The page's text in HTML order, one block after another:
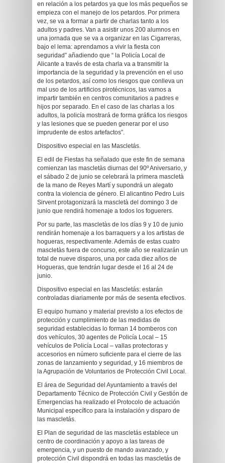
en relación a los petardos ya que los más pequeños se
empieza con el manejo de los petardos. Por primera
vez, se va a formar a partir de charlas tanto a los
adultos y padres. Van a asistir unos 200 alumnos en
una jornada que se va a organizar en las Cigarreras,
bajo el lema: aprendamos a vivir la fiesta con
seguridad” añadiendo que “ la Policía Local de
Alicante a través de esta charla va a transmitir la
importancia de la seguridad y la prevención en el uso
de los petardos, así como los riesgos que conlleva un
mal uso de los artificios pirotécnicos, las vamos a
impartir también en centros comunitarios a padres e
hijos por separado. En el caso de las charlas a los
adultos, la policía mostrará de forma gráfica los riesgos
y las lesiones que se pueden generar por el uso
imprudente de estos artefactos”.
Dispositivo especial en las Mascletás.
El edil de Fiestas ha señalado que este fin de semana
comienzan las mascletàs diurnas del 90º Aniversario, y
el sábado 2 de junio se celebrará la primera mascletà
de la mano de Reyes Martí y supondrá un alegato
contra la violencia de género. El alicantino Pedro Luis
Sirvent protagonizará la mascletà del domingo 3 de
junio que rendirá homenaje a todos los foguerers.
Por su parte, las mascletàs de los días 9 y 10 de junio
rendirán homenaje a los barraquers y a los artistas de
hogueras, respectivamente. Además de estas cuatro
mascletàs fuera de concurso, este año se realizarán un
total de nueve disparos, una por cada diez años de
Hogueras, que tendrán lugar desde el 16 al 24 de
junio.
Dispositivo especial en las Mascletás: estarán
controladas diariamente por más de sesenta efectivos.
El equipo humano y material previsto a los efectos de
protección y cumplimiento de las medidas de
seguridad establecidas lo forman 14 bomberos con
dos vehículos, 30 agentes de Policía Local – 15
vehículos de Policía Local – vallas protectoras y
accesorios en número suficiente para el cierre de las
zonas de lanzamiento y seguridad, y 16 miembros de
la Agrupación de Voluntarios de Protección Civil Local.
El área de Seguridad del Ayuntamiento a través del
Departamento Técnico de Protección Civil y Gestión de
Emergencias ha realizado el Protocolo de actuación
Municipal específico para la instalación y disparo de
las mascletás.
El Plan de seguridad de las mascletás establece un
centro de coordinación y apoyo a las tareas de
emergencia, y un puesto de mando avanzado, y
protección Civil dispondrá en todas las mascletás de